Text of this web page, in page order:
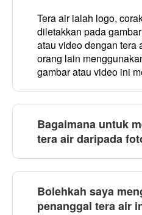
Tera air ialah logo,
diletakkan pada
atau video dengan tera
orang lain
gambar atau video ini
Bagaimana untuk
tera air daripada
Bolehkah saya
penanggal tera air